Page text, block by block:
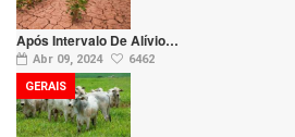
Após Intervalo De Alívio…
Abr 09, 2024 6462
GERAIS